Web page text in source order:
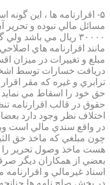
۵- اقرارنامه ها ، اين
مسائل مالي نبوده و تحرير
۳۰۰۰۰ ريال مي باشد
مانند اقرارنامه هاي
مبلغ و تغييرات در ميزان
دريافت خسارات توسط
ترابري و غيره كه مقر
حق خود را اسقاط مي نمايد
حقوق در قالب اقرارنامه
اختلاف نظر وجود دارد بعضا
در واقع سندي مالي است
چون مبلغي كه ماخذ حق
هست ماخذ وصول تحرير را
بعضي از همكاران ديگر
اسناد غيرمالي و